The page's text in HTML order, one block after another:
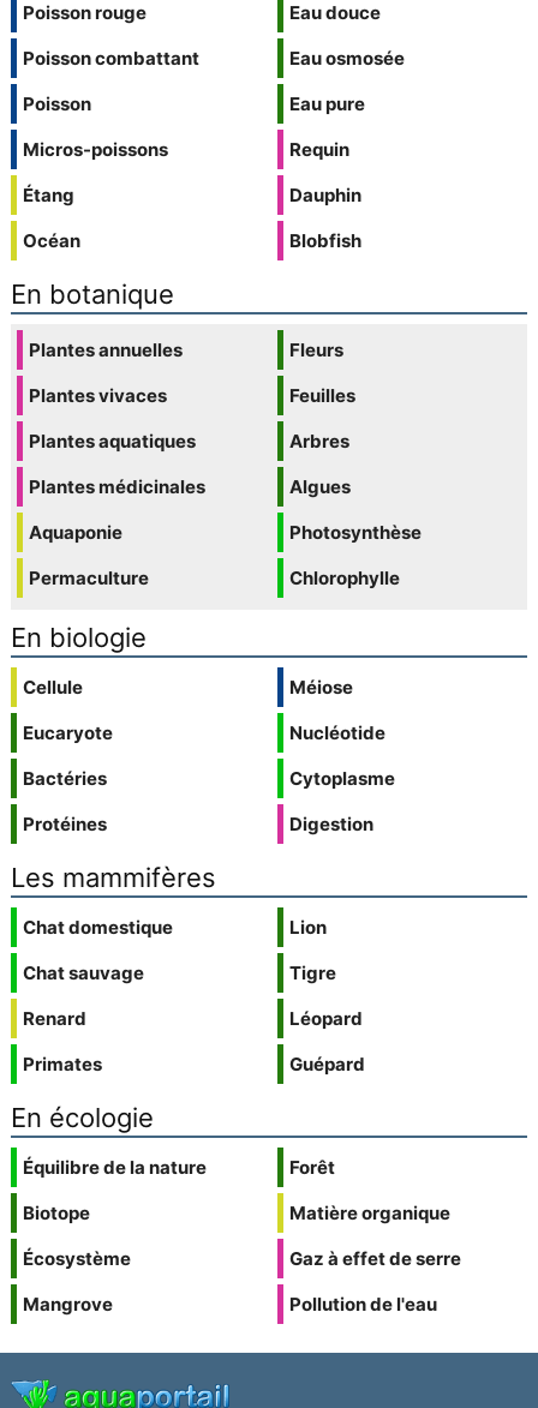
Poisson rouge
Poisson combattant
Poisson
Micros-poissons
Étang
Océan
Eau douce
Eau osmosée
Eau pure
Requin
Dauphin
Blobfish
En botanique
Plantes annuelles
Plantes vivaces
Plantes aquatiques
Plantes médicinales
Aquaponie
Permaculture
Fleurs
Feuilles
Arbres
Algues
Photosynthèse
Chlorophylle
En biologie
Cellule
Eucaryote
Bactéries
Protéines
Méiose
Nucléotide
Cytoplasme
Digestion
Les mammifères
Chat domestique
Chat sauvage
Renard
Primates
Lion
Tigre
Léopard
Guépard
En écologie
Équilibre de la nature
Biotope
Écosystème
Mangrove
Forêt
Matière organique
Gaz à effet de serre
Pollution de l'eau